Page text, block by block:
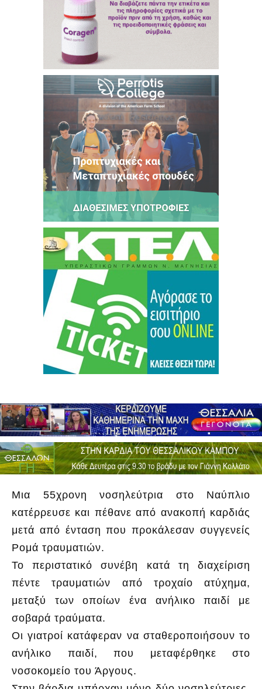
Μια 55χρονη νοσηλεύτρια στο Ναύπλιο
κατέρρευσε και πέθανε από ανακοπή καρδιάς
μετά από ένταση που προκάλεσαν συγγενείς
Ρομά τραυματιών.
Το περιστατικό συνέβη κατά τη διαχείριση
πέντε τραυματιών από τροχαίο ατύχημα,
μεταξύ των οποίων ένα ανήλικο παιδί με
σοβαρά τραύματα.
Οι γιατροί κατάφεραν να σταθεροποιήσουν το
ανήλικο παιδί, που μεταφέρθηκε στο
νοσοκομείο του Άργους.